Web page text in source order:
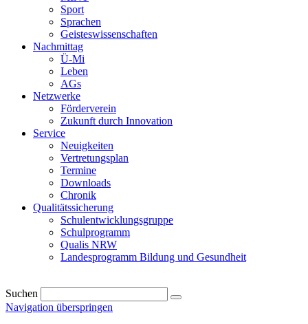
Sport
Sprachen
Geisteswissenschaften
Nachmittag
Ü-Mi
Leben
AGs
Netzwerke
Förderverein
Zukunft durch Innovation
Service
Neuigkeiten
Vertretungsplan
Termine
Downloads
Chronik
Qualitätssicherung
Schulentwicklungsgruppe
Schulprogramm
Qualis NRW
Landesprogramm Bildung und Gesundheit
Suchen
Navigation überspringen